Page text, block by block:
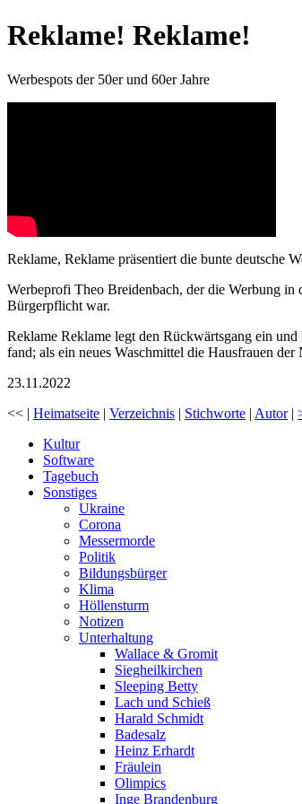
Reklame! Reklame!
Werbespots der 50er und 60er Jahre
Reklame, Reklame präsentiert die bunte deutsche
Werbeprofi Theo Breidenbach, der die Werbung in
Bürgerpflicht war.
Reklame Reklame legt den Rückwärtsgang ein
fand; als ein neues Waschmittel die Hausfrauen
23.11.2022
<< | Heimatseite | Verzeichnis | Stichworte | Autor|
Kultur
Software
Tagebuch
Sonstiges
Ukraine
Corona
Messermorde
Politik
Bildungsbürger
Klima
Höllensturm
Notizen
Unterhaltung
Wallace & Gromit
Siegheilkirchen
Sleeping Betty
Lach und Schieß
Harald Schmidt
Badesalz
Heinz Erhardt
Fräulein
Olimpics
Inge Brandenburg